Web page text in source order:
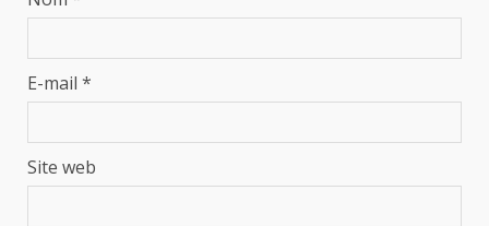
E-mail *
Site web